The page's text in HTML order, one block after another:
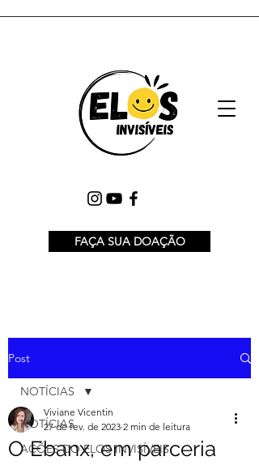
FAÇA SUA DOAÇÃO
Post
NOTÍCIAS
AÇÕES DO ELOS INVISÍVEIS
NOTÍCIAS
O Ebanx, em parceria
Viviane Vicentin
27 de fev. de 2023 2 min de leitura